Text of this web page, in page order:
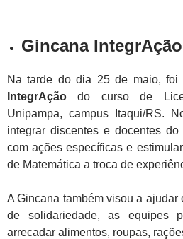
Gincana IntegrAção
Na tarde do dia 25 de maio, foi
IntegrAção do curso de
Unipampa, campus Itaqui/RS.
integrar discentes e docentes
com ações específicas e
de Matemática a troca de
A Gincana também visou a ajudar
de solidariedade, as equipes
arrecadar alimentos, roupas,